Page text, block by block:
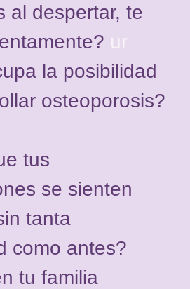
al despertar, te
ur
la posibilidad
osteoporosis?
tus
se sienten
tanta
como antes?
tu familia